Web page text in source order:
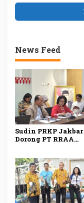
News Feed
Sudin PRKP Jakbar
Dorong PT RRAA
Administratif Bisa
Diberikan